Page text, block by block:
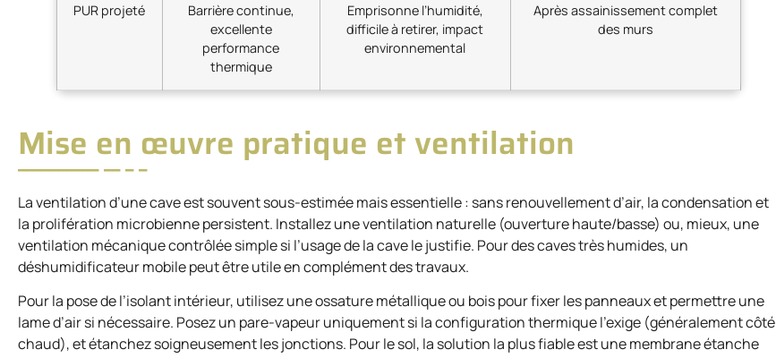
PUR projeté
Barrière continue,
excellente
performance
thermique
Emprisonne l’humidité,
difficile à retirer, impact
environnemental
Après assainissement complet
des murs
Mise en œuvre pratique et ventilation
La ventilation d’une cave est souvent sous-estimée mais essentielle : sans renouvellement d’air, la condensation et
la prolifération microbienne persistent. Installez une ventilation naturelle (ouverture haute/basse) ou, mieux, une
ventilation mécanique contrôlée simple si l’usage de la cave le justifie. Pour des caves très humides, un
déshumidificateur mobile peut être utile en complément des travaux.
Pour la pose de l’isolant intérieur, utilisez une ossature métallique ou bois pour fixer les panneaux et permettre une
lame d’air si nécessaire. Posez un pare-vapeur uniquement si la configuration thermique l’exige (généralement côté
chaud), et étanchez soigneusement les jonctions. Pour le sol, la solution la plus fiable est une membrane étanche